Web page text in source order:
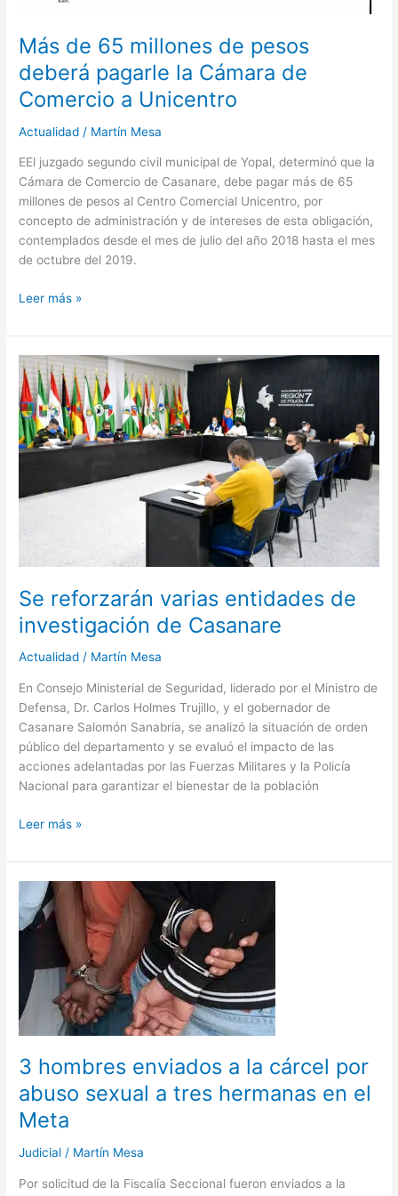
Más de 65 millones de pesos
deberá pagarle la Cámara de
Comercio a Unicentro
Actualidad / Martín Mesa
EEl juzgado segundo civil municipal de Yopal, determinó que la
Cámara de Comercio de Casanare, debe pagar más de 65
millones de pesos al Centro Comercial Unicentro, por
concepto de administración y de intereses de esta obligación,
contemplados desde el mes de julio del año 2018 hasta el mes
de octubre del 2019.
Leer más »
Se reforzarán varias entidades de
investigación de Casanare
Actualidad / Martín Mesa
En Consejo Ministerial de Seguridad, liderado por el Ministro de
Defensa, Dr. Carlos Holmes Trujillo, y el gobernador de
Casanare Salomón Sanabria, se analizó la situación de orden
público del departamento y se evaluó el impacto de las
acciones adelantadas por las Fuerzas Militares y la Policía
Nacional para garantizar el bienestar de la población
Se
reforzarán
varias
entidades
de
Casanare
Leer más »
3 hombres enviados a la cárcel por
abuso sexual a tres hermanas en el
Meta
Judicial / Martín Mesa
Por solicitud de la Fiscalía Seccional fueron enviados a la
hombres
enviados
cárcel
por
abuso
a
tres
hermanas
en